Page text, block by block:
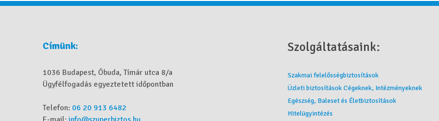
Címünk:
1036 Budapest, Óbuda, Tímár utca 8/a
Ügyfélfogadás egyeztetett időpontban
Telefon: 06 20 913 6482
Szolgáltatásaink:
Szakmai felelősségbiztosítások
Üzleti biztosítások Cégeknek, Intézményeknek
Egészség, Baleset és Életbiztosítások
Hitelügyintézés